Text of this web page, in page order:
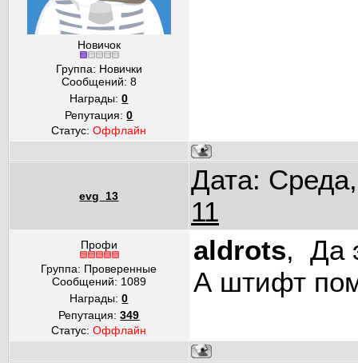
Новичок
Группа: Новички
Сообщений: 8
Награды:0
Репутация:0
Статус:Оффлайн
evg_13
Дата:
11
Профи
Группа: Проверенные
Сообщений: 1089
Награды:0
Репутация:349
Статус:Оффлайн
aldrots, Да
А штифт